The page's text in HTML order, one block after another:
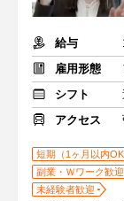
給与
雇用形態
シフト
アクセス
短期（1ヶ月以内OK
副業・Ｗワーク歓迎
未経験者歓迎